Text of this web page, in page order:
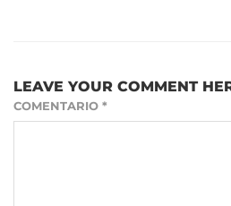
LEAVE YOUR COMMENT
COMENTARIO *